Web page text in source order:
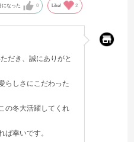
になった 0 Like! 2
だき、誠にありがと
らしさにこだわった
の冬大活躍してくれ
ば幸いです。